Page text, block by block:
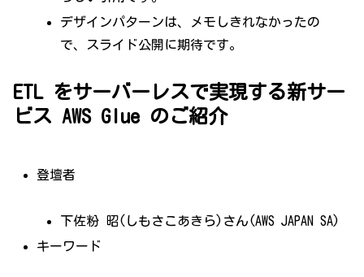
デザインパターンは、メモしきれなかったの
で、スライド公開に期待です。
ETL をサーバーレスで実現する新サー
ビス AWS Glue のご紹介
登壇者
下佐粉 昭(しもさこあきら)さん(AWS JAPAN SA)
キーワード